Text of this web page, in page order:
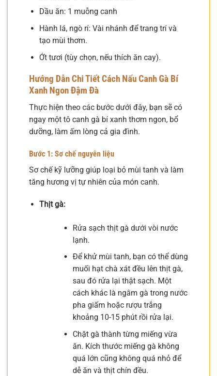
Dầu ăn: 1 muỗng canh
Hành lá, ngò rí: Vài nhánh để trang trí và
tạo mùi thơm.
Ớt tươi (tùy chọn, nếu thích ăn cay).
Hướng Dẫn Chi Tiết Cách Nấu Canh Gà Bí
Xanh Ngon Đậm Đà
Thực hiện theo các bước dưới đây, bạn sẽ có
ngay một tô canh gà bí xanh thơm ngon, bổ
dưỡng, làm ấm lòng cả gia đình.
Bước 1: Sơ chế nguyên liệu
Sơ chế kỹ lưỡng giúp loại bỏ mùi tanh và làm
tăng hương vị tự nhiên của món canh.
Thịt gà:
Rửa sạch thịt gà dưới vòi nước
lạnh.
Để khử mùi tanh, bạn có thể dùng
muối hạt chà xát đều lên thịt gà,
sau đó rửa lại thật sạch. Một
cách khác là ngâm gà trong nước
pha giấm hoặc rượu trắng
khoảng 10-15 phút rồi rửa lại.
Chặt gà thành từng miếng vừa
ăn. Kích thước miếng gà không
quá lớn cũng không quá nhỏ để
dễ ăn và thịt chín đều.